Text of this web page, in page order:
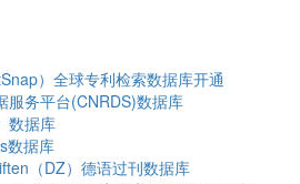
）全球专利检索数据库开通
服务平台(CNRDS)数据库
数据库
数据库
（DZ）德语过刊数据库